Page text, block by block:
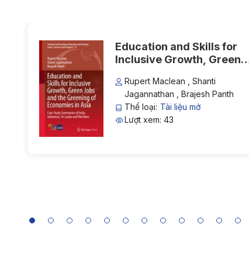
Education and Skills for
Inclusive Growth, Green
Economies in Asia: Case
Study Summaries of India,
Indonesia, Sri Lanka and
Viet Nam
Rupert Maclean , Shanti
Jagannathan , Brajesh Panth
Thể loại: Tài liệu mở
Lượt xem: 43